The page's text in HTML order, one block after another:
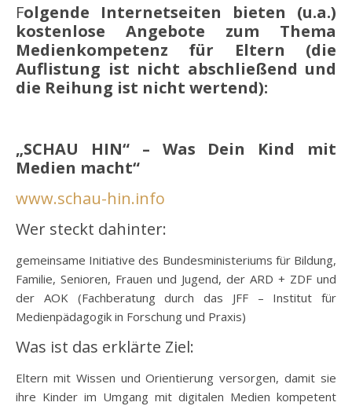
Folgende Internetseiten bieten (u.a.)
kostenlose Angebote zum Thema
Medienkompetenz für Eltern (die
Auflistung ist nicht abschließend und
die Reihung ist nicht wertend):
„SCHAU HIN“ – Was Dein Kind mit
Medien macht“
www.schau-hin.info
Wer steckt dahinter:
gemeinsame Initiative des Bundesministeriums für Bildung,
Familie, Senioren, Frauen und Jugend, der ARD + ZDF und
der AOK (Fachberatung durch das JFF – Institut für
Medienpädagogik in Forschung und Praxis)
Was ist das erklärte Ziel:
Eltern mit Wissen und Orientierung versorgen, damit sie
ihre Kinder im Umgang mit digitalen Medien kompetent